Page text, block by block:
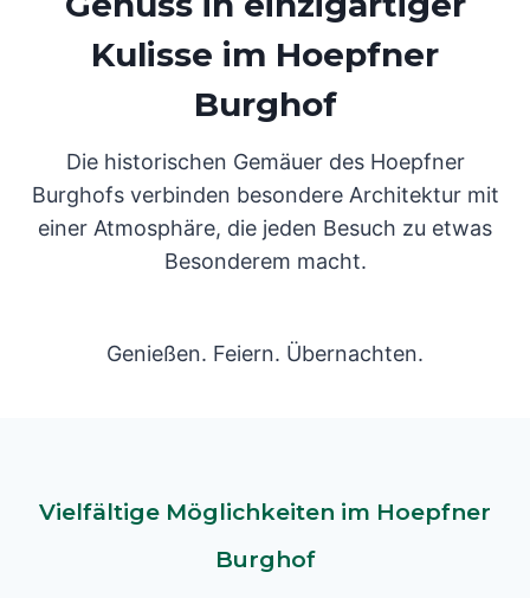
Kulisse im Hoepfner
Burghof
Die historischen Gemäuer des Hoepfner
Burghofs verbinden besondere Architektur mit
einer Atmosphäre, die jeden Besuch zu etwas
Besonderem macht.
Genießen. Feiern. Übernachten.
Vielfältige Möglichkeiten im Hoepfner
Burghof